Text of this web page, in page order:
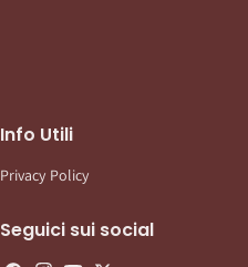
Info Utili
Privacy Policy
Seguici sui social